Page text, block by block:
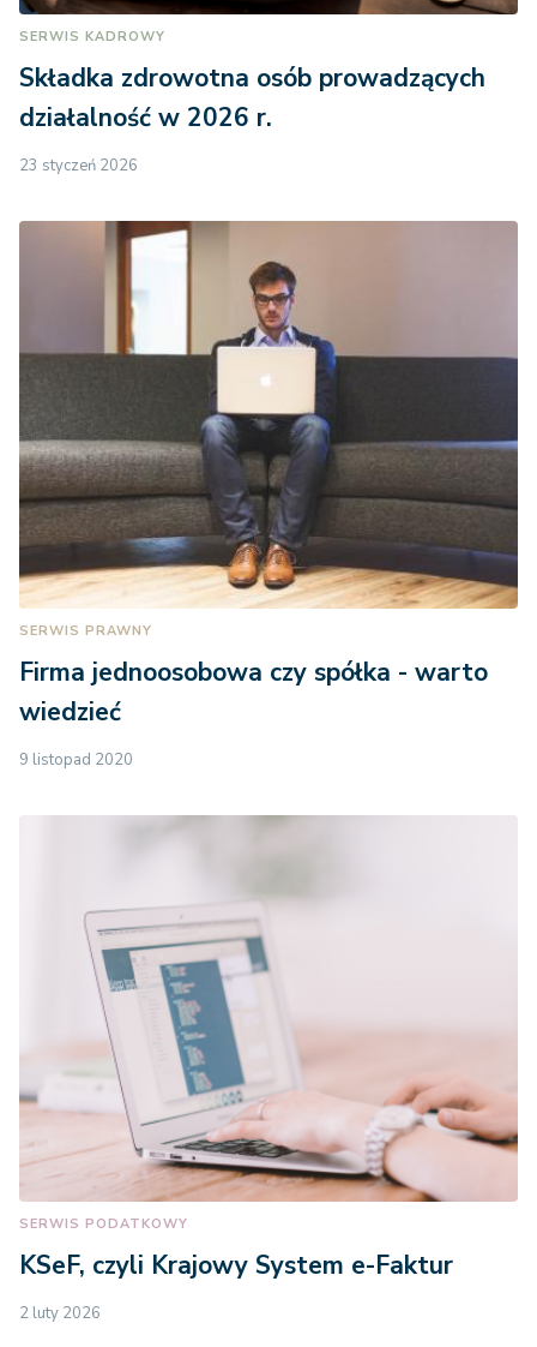
SERWIS KADROWY
Składka zdrowotna osób prowadzących
działalność w 2026 r.
23 styczeń 2026
SERWIS PRAWNY
Firma jednoosobowa czy spółka - warto
wiedzieć
9 listopad 2020
SERWIS PODATKOWY
KSeF, czyli Krajowy System e-Faktur
2 luty 2026